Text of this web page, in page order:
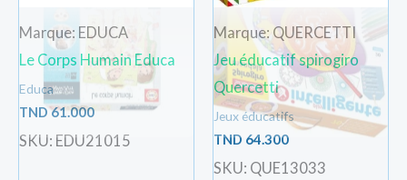
Marque: EDUCA
Le Corps Humain Educa
Educa
TND61.000
SKU: EDU21015
Marque: QUERCETTI
Jeu éducatif spirogiro
Quercetti
Jeux éducatifs
TND 64.300
SKU: QUE13033